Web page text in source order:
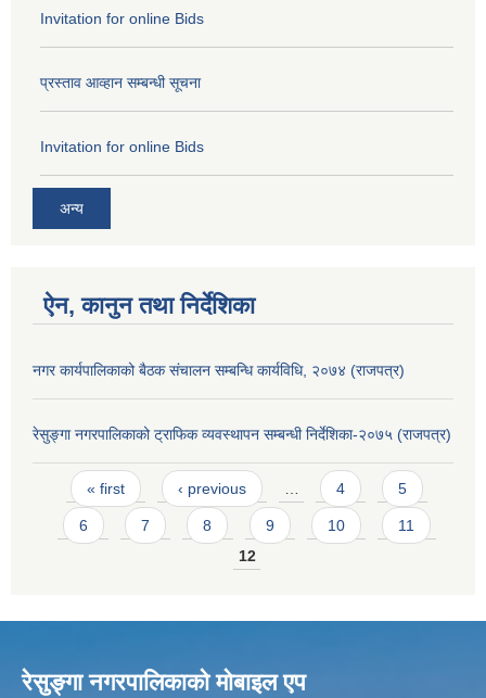
Invitation for online Bids
प्रस्ताव आव्हान सम्बन्धी सूचना
Invitation for online Bids
अन्य
ऐन, कानुन तथा निर्देशिका
नगर कार्यपालिकाको बैठक संचालन सम्बन्धि कार्यविधि, २०७४ (राजपत्र)
रेसुङ्गा नगरपालिकाको ट्राफिक व्यवस्थापन सम्बन्धी निर्देशिका-२०७५ (राजपत्र)
Pages
« first ‹ previous 4 5
6 7 8 9 10
11
12
रेसुङ्गा नगरपालिकाकाे माेबाइल एप